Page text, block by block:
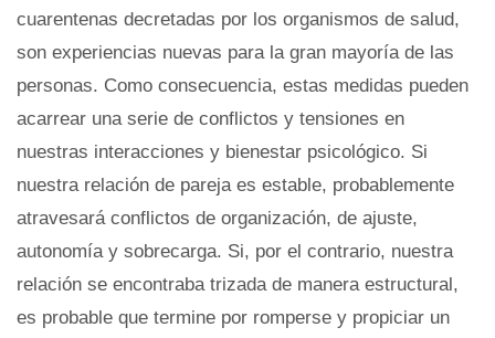
cuarentenas decretadas por los organismos de salud,
son experiencias nuevas para la gran mayoría de las
personas. Como consecuencia, estas medidas pueden
acarrear una serie de conflictos y tensiones en
nuestras interacciones y bienestar psicológico. Si
nuestra relación de pareja es estable, probablemente
atravesará conflictos de organización, de ajuste,
autonomía y sobrecarga. Si, por el contrario, nuestra
relación se encontraba trizada de manera estructural,
es probable que termine por romperse y propiciar un